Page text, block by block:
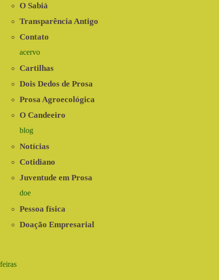
O Sabiá
Transparência Antigo
Contato
acervo
Cartilhas
Dois Dedos de Prosa
Prosa Agroecológica
O Candeeiro
blog
Notícias
Cotidiano
Juventude em Prosa
doe
Pessoa física
Doação Empresarial
feiras